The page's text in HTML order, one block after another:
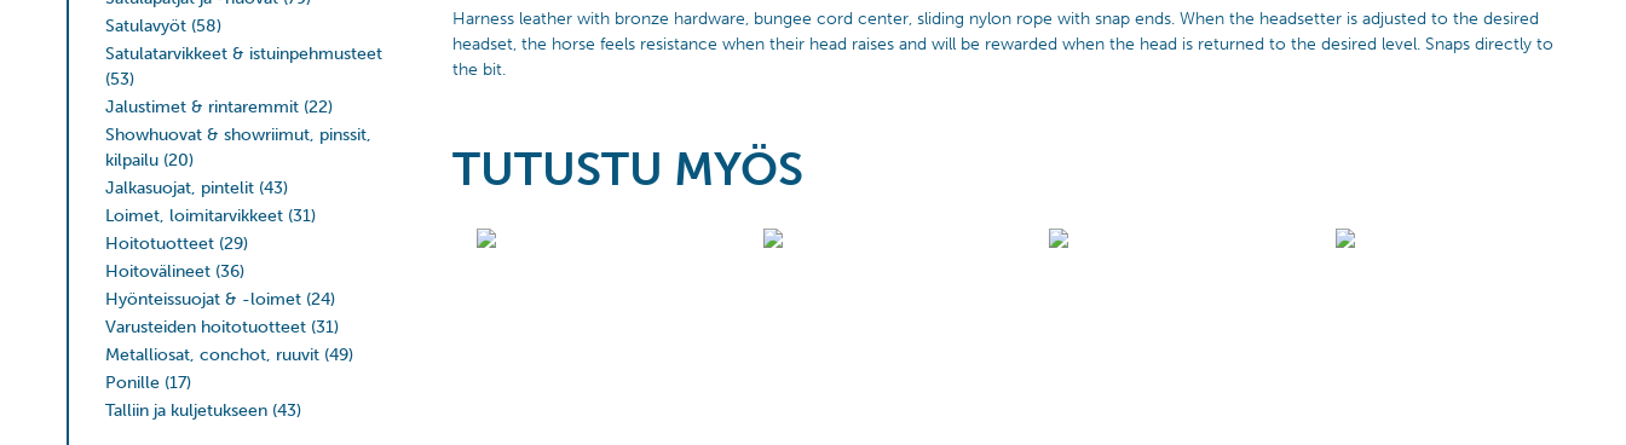
Satulavyöt (58)
Satulatarvikkeet & istuinpehmusteet
(53)
Jalustimet & rintaremmit (22)
Showhuovat & showriimut, pinssit,
kilpailu (20)
Jalkasuojat, pintelit (43)
Loimet, loimitarvikkeet (31)
Hoitotuotteet (29)
Hoitovälineet (36)
Hyönteissuojat & -loimet (24)
Varusteiden hoitotuotteet (31)
Metalliosat, conchot, ruuvit (49)
Ponille (17)
Talliin ja kuljetukseen (43)
Harness leather with bronze hardware, bungee cord center, sliding nylon rope with snap ends. When the headsetter is adjusted to the desired
headset, the horse feels resistance when their head raises and will be rewarded when the head is returned to the desired level. Snaps directly to
the bit.
TUTUSTU MYÖS